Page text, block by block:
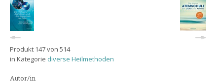
Produkt 147 von 514
in Kategorie diverse Heilmethoden
Autor/in